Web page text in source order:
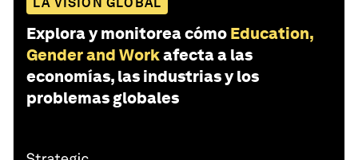
Explora y monitorea cómo Education,
Gender and Workafecta a las
economías, las industrias y los
problemas globales